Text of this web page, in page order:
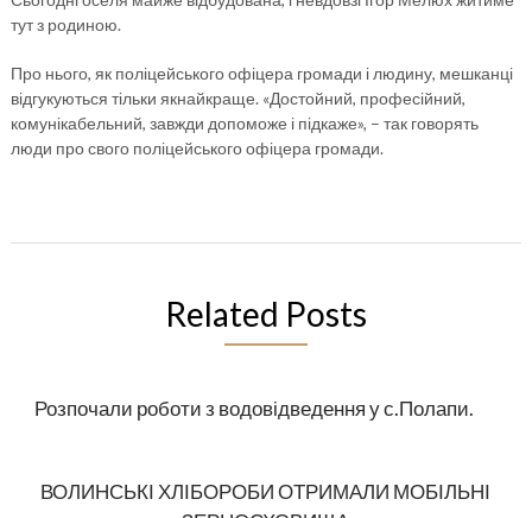
тут з родиною.
Про нього, як поліцейського офіцера громади і людину, мешканці
відгукуються тільки якнайкраще. «Достойний, професійний,
комунікабельний, завжди допоможе і підкаже», – так говорять
люди про свого поліцейського офіцера громади.
Related Posts
Розпочали роботи з водовідведення у с.Полапи.
ВОЛИНСЬКІ ХЛІБОРОБИ ОТРИМАЛИ МОБІЛЬНІ